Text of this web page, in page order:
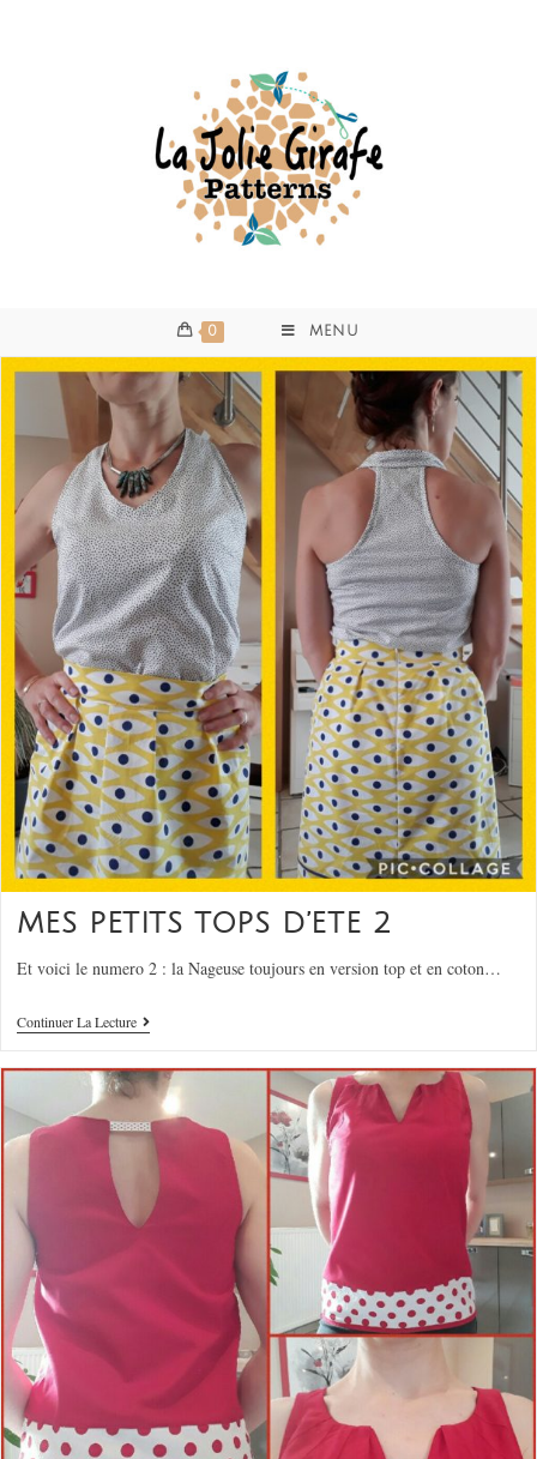
0 MENU
MES PETITS TOPS D’ETE 2
Et voici le numero 2 : la Nageuse toujours en version top et en coton…
Continuer La Lecture